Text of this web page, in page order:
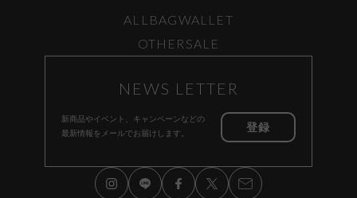
ALL BAGWALLET
OTHER SALE
NEWS LETTER
新商品やイベント、キャンペーンなどの
最新情報をメールでお届けします。
登録